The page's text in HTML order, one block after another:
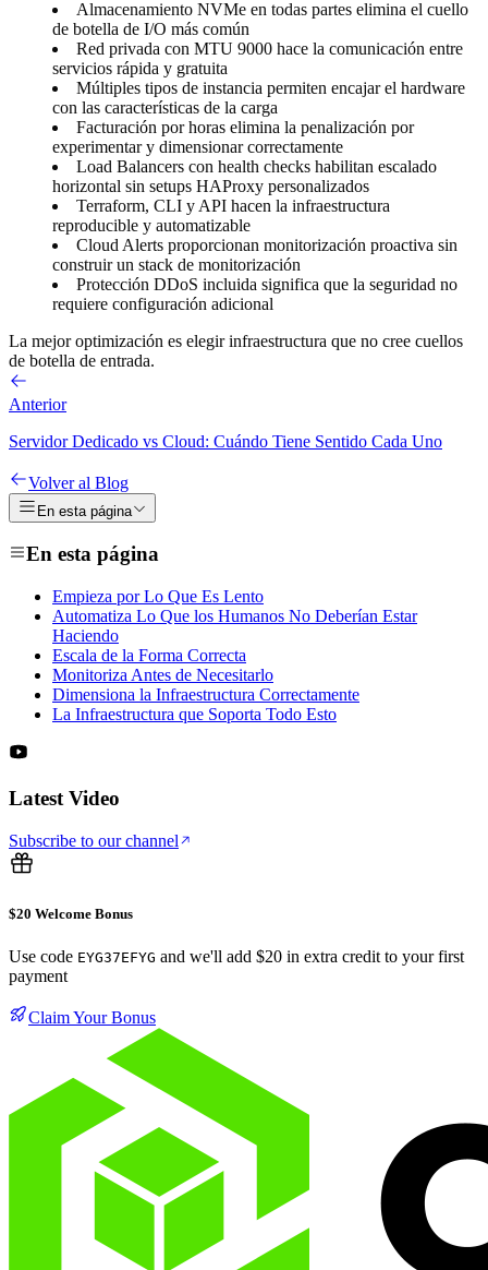
Almacenamiento NVMe en todas partes elimina el cuello
de botella de I/O más común
Red privada con MTU 9000 hace la comunicación entre
servicios rápida y gratuita
Múltiples tipos de instancia permiten encajar el hardware
con las características de la carga
Facturación por horas elimina la penalización por
experimentar y dimensionar correctamente
Load Balancers con health checks habilitan escalado
horizontal sin setups HAProxy personalizados
Terraform, CLI y API hacen la infraestructura
reproducible y automatizable
Cloud Alerts proporcionan monitorización proactiva sin
construir un stack de monitorización
Protección DDoS incluida significa que la seguridad no
requiere configuración adicional
La mejor optimización es elegir infraestructura que no cree cuellos
de botella de entrada.
Anterior
Servidor Dedicado vs Cloud: Cuándo Tiene Sentido Cada Uno
Volver al Blog
En esta página
En esta página
Empieza por Lo Que Es Lento
Automatiza Lo Que los Humanos No Deberían Estar
Haciendo
Escala de la Forma Correcta
Monitoriza Antes de Necesitarlo
Dimensiona la Infraestructura Correctamente
La Infraestructura que Soporta Todo Esto
Latest Video
Subscribe to our channel
$20 Welcome Bonus
Use code EYG37EFYG and we'll add $20 in extra credit to your first
payment
Claim Your Bonus